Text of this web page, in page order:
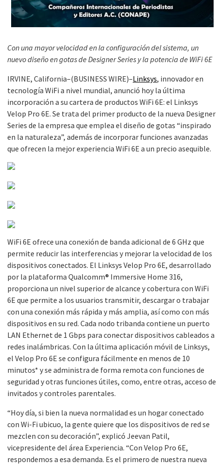
Con una mayor velocidad en la configuración del sistema, un
nuevo diseño en gotas de Designer Series y la potencia de WiFi 6E
IRVINE, California–(BUSINESS WIRE)–Linksys, innovador en
tecnología WiFi a nivel mundial, anunció hoy la última
incorporación a su cartera de productos WiFi 6E: el Linksys
Velop Pro 6E. Se trata del primer producto de la nueva Designer
Series de la empresa que emplea el diseño de gotas “inspirado
en la naturaleza”, además de incorporar funciones avanzadas
que ofrecen la mejor experiencia WiFi 6E a un precio asequible.
WiFi 6E ofrece una conexión de banda adicional de 6 GHz que
permite reducir las interferencias y mejorar la velocidad de los
dispositivos conectados. El Linksys Velop Pro 6E, desarrollado
por la plataforma Qualcomm® Immersive Home 316,
proporciona un nivel superior de alcance y cobertura con WiFi
6E que permite a los usuarios transmitir, descargar o trabajar
con una conexión más rápida y más amplia, así como con más
dispositivos en su red. Cada nodo tribanda contiene un puerto
LAN Ethernet de 1 Gbps para conectar dispositivos cableados a
redes inalámbricas. Con la última aplicación móvil de Linksys,
el Velop Pro 6E se configura fácilmente en menos de 10
minutos* y se administra de forma remota con funciones de
seguridad y otras funciones útiles, como, entre otras, acceso de
invitados y controles parentales.
“Hoy día, si bien la nueva normalidad es un hogar conectado
con Wi-Fi ubicuo, la gente quiere que los dispositivos de red se
mezclen con su decoración”, explicó Jeevan Patil,
vicepresidente del área Experiencia. “Con Velop Pro 6E,
respondemos a esa demanda. Es el primero de nuestra nueva